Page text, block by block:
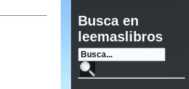
Busca en
leemaslibros